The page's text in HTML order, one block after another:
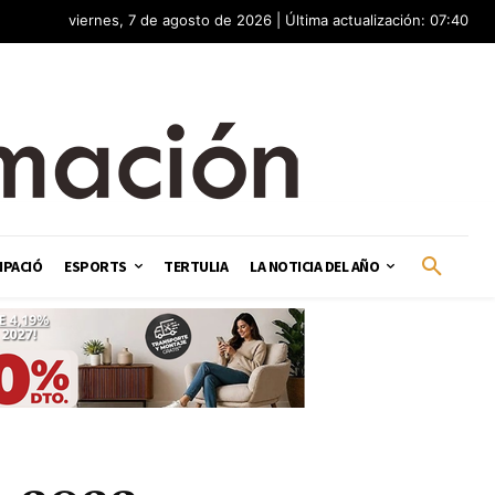
viernes, 7 de agosto de 2026 | Última actualización: 07:40
ESPORTS TERTULIA LA NOTICIA DEL AÑO